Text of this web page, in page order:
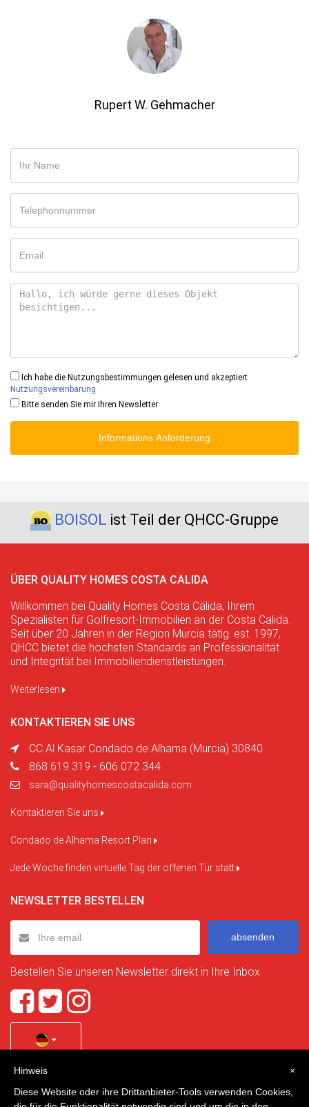
Rupert W. Gehmacher
Ich habe die Nutzungsbestimmungen gelesen und akzeptiert
Nutzungsvereinbarung
Bitte senden Sie mir Ihren Newsletter
Informations Anforderung
BOISOL ist Teil der QHCC-Gruppe
ÜBER QUALITY HOMES COSTA CALIDA
Willkommen bei Quality Homes Costa Cálida, Ihrem
Spezialisten für Golfresort-Immobilien an der Costa Calida.
Seit über 20 Jahren in der Region Murcia tätig. est. 1997,
QHCC bietet die höchsten Standards an Professionalität
und Integrität bei Immobiliendienstleistungen.
Weiterlesen
KONTAKTIEREN SIE UNS
CC Al Kasar Condado de Alhama (Murcia) 30840
868 619 319 - 606 072 344
sara@qualityhomescostacalida.com
Kontaktieren Sie uns
Condado de Alhama Resort Plan
Jede Woche finden virtuelle Tag der offenen Tür statt
NEWSLETTER BESTELLEN
absenden
Bestellen Sie unseren Newsletter direkt in Ihre Inbox
Quality Homes Costa Calida is a registered trademark of
La Manga Holiday Home SL duly registered with CIF / tax
×
Hinweis
Diese Website oder ihre Drittanbieter-Tools verwenden Cookies,